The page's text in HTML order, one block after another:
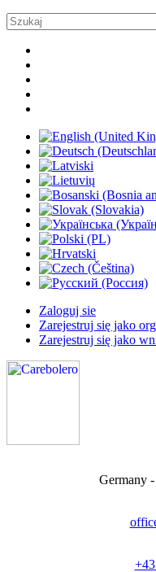
Zaloguj sie
Zarejestruj się jako
Zarejestruj się jako
Germany